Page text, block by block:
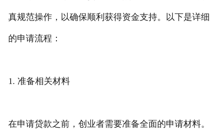
真规范操作，以确保顺利获得资金支持。以下是详细
的申请流程：
1. 准备相关材料
在申请贷款之前，创业者需要准备全面的申请材料。